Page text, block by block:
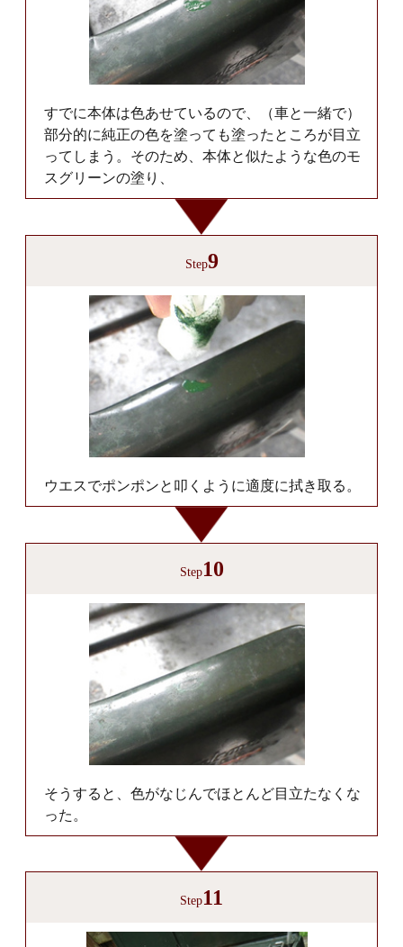
すでに本体は色あせているので、（車と一緒で）
部分的に純正の色を塗っても塗ったところが目立
ってしまう。そのため、本体と似たような色のモ
スグリーンの塗り、
Step9
ウエスでポンポンと叩くように適度に拭き取る。
Step10
そうすると、色がなじんでほとんど目立たなくな
った。
Step11